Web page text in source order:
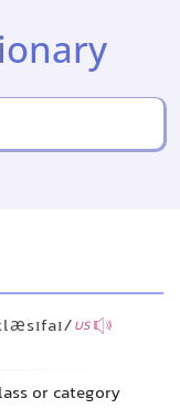
US
or category